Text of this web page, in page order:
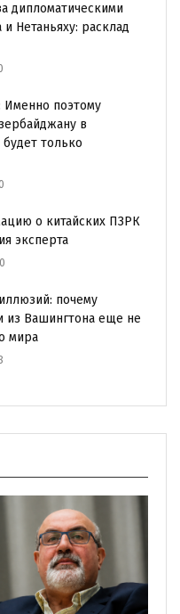
дипломатическими
Нетаньяху: расклад
поэтому
в
только
о китайских ПЗРК
эксперта
почему
из Вашингтона еще не
мира